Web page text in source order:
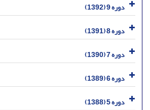
دوره 9 (1392)
دوره 8 (1391)
دوره 7 (1390)
دوره 6 (1389)
دوره 5 (1388)